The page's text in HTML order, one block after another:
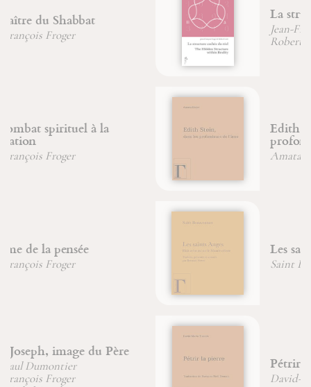
La structure cachée du réel
Jean-François Froger
Edith Stein, dans les
profondeurs de l'âme
Les saints Anges
Saint Bonaventure
Pétrir la pierre
David-Maria Turoldo